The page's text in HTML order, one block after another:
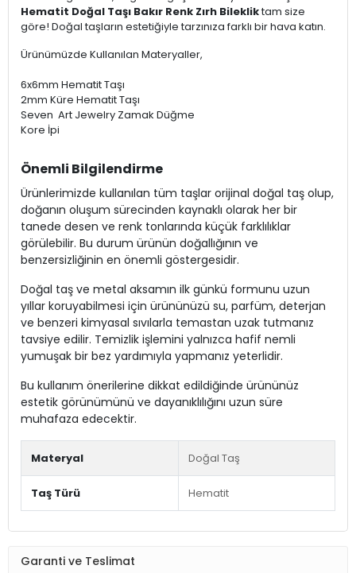
Hematit Doğal Taşı Bakır Renk Zırh Bilekliktam size
göre! Doğal taşların estetiğiyle tarzınıza farklı bir hava katın.
Ürünümüzde Kullanılan Materyaller,
6x6mm Hematit Taşı
2mm Küre Hematit Taşı
Seven Art Jewelry Zamak Düğme
Kore İpi
Önemli Bilgilendirme
Ürünlerimizde kullanılan tüm taşlar orijinal doğal taş olup,
doğanın oluşum sürecinden kaynaklı olarak her bir
tanede desen ve renk tonlarında küçük farklılıklar
görülebilir. Bu durum ürünün doğallığının ve
benzersizliğinin en önemli göstergesidir.
Doğal taş ve metal aksamın ilk günkü formunu uzun
yıllar koruyabilmesi için ürününüzü su, parfüm, deterjan
ve benzeri kimyasal sıvılarla temastan uzak tutmanız
tavsiye edilir. Temizlik işlemini yalnızca hafif nemli
yumuşak bir bez yardımıyla yapmanız yeterlidir.
Bu kullanım önerilerine dikkat edildiğinde ürününüz
estetik görünümünü ve dayanıklılığını uzun süre
muhafaza edecektir.
Materyal Doğal Taş
Taş Türü Hematit
Garanti ve Teslimat